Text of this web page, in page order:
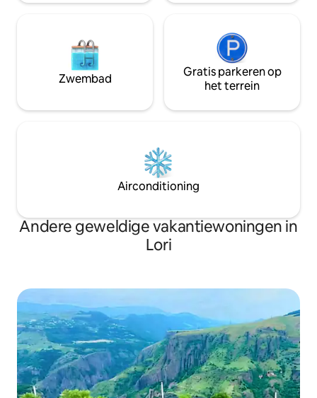
Zwembad
Gratis parkeren op
het terrein
Airconditioning
Andere geweldige vakantiewoningen in
Lori